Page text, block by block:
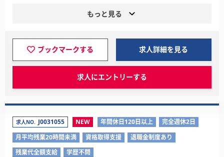
もっと見る
ブックマークする 求人詳細を見る
求人にエントリーする
求人NO. J0031055 NEW 年間休日120日以上
完全週休2日
月平均残業20時間未満
資格取得支援
退職金制度あり
残業代全額支給
学歴不問